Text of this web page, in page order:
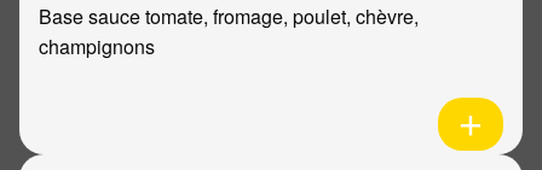
Base sauce tomate, fromage, poulet, chèvre,
champignons